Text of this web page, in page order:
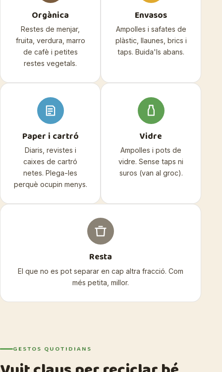
Orgànica
Restes de menjar,
fruita, verdura, marro
de cafè i petites
restes vegetals.
Envasos
Ampolles i safates de
plàstic, llaunes, brics i
taps. Buida'ls abans.
Paper i cartró
Diaris, revistes i
caixes de cartró
netes. Plega-les
perquè ocupin menys.
Vidre
Ampolles i pots de
vidre. Sense taps ni
suros (van al groc).
Resta
El que no es pot separar en cap altra fracció. Com
més petita, millor.
GESTOS QUOTIDIANS